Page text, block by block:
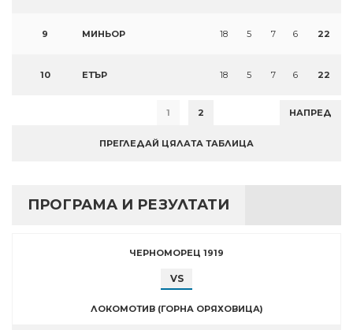
9 МИНЬОР 18 5 7 6 22
10 ЕТЪР 18 5 7 6 22
1 2 НАПРЕД
ПРЕГЛЕДАЙ ЦЯЛАТА ТАБЛИЦА
ПРОГРАМА И РЕЗУЛТАТИ
ЧЕРНОМОРЕЦ 1919
VS
ЛОКОМОТИВ (ГОРНА ОРЯХОВИЦА)